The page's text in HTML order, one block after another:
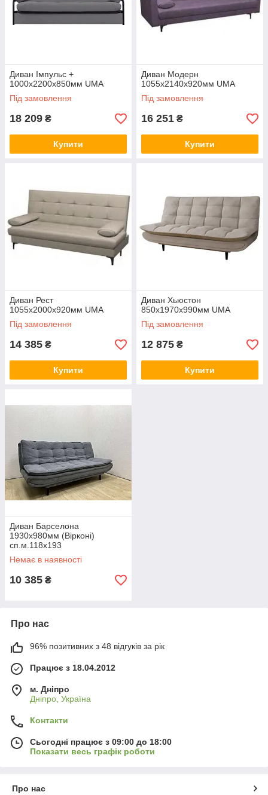
Диван Імпульс +
1000х2200х850мм UMA
Під замовлення
18 209 ₴
Купити
Диван Модерн
1055х2140х920мм UMA
Під замовлення
16 251 ₴
Купити
Диван Рест
1055х2000х920мм UMA
Під замовлення
14 385 ₴
Купити
Диван Хьюстон
850х1970х990мм UMA
Під замовлення
12 875 ₴
Купити
Диван Барселона
1930х980мм (Вірконі)
сп.м.118х193
Немає в наявності
10 385 ₴
Про нас
96% позитивних з 48 відгуків за рік
Працює з 18.04.2012
м. Дніпро
Дніпро, Україна
Контакти
Сьогодні працює з 09:00 до 18:00
Показати весь графік роботи
Про нас